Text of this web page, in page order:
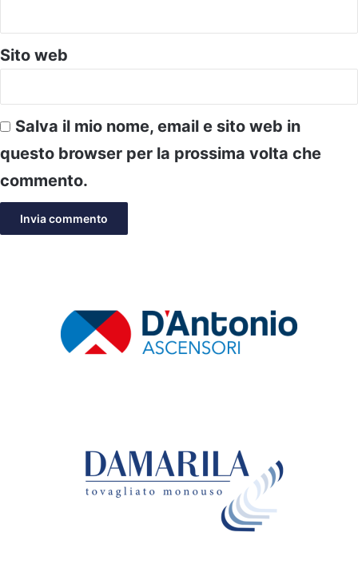
Sito web
Salva il mio nome, email e sito web in
questo browser per la prossima volta che
commento.